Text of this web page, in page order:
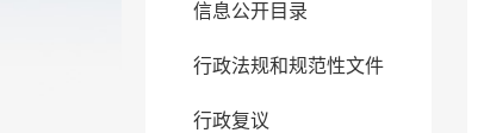
信息公开目录
行政法规和规范性文件
行政复议